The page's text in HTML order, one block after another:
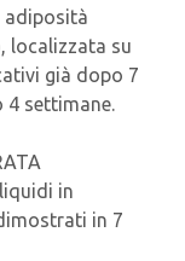
adiposità
localizzata su
già dopo 7
settimane.
in
in 7